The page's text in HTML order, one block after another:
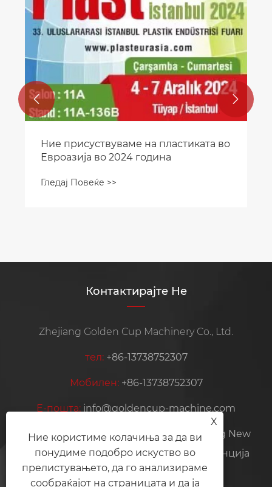
Ние присуствуваме на пластиката во
Евроазија во 2024 година
Гледај Повеќе >>
 
Контактирајте Не
Zhejiang Golden Cup Machinery Co., Ltd.
тел: +86-13738752307
Мобилен: +86-13738752307
Е-пошта: info@goldencup-machine.com
Адреса:NO.399, Jiangnan Avenu, Gexiang New
District, Ruian City, Wenzhou City, провинција
Жеџијанг, Кина
X
Ние користиме колачиња за да ви
понудиме подобро искуство во
прелистувањето, да го анализираме
сообраќајот на страницата и да ја